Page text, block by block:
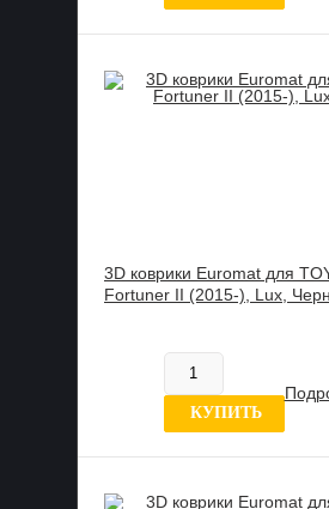
3D коврики Euromat для
Fortuner II (2015-), Lux,
В наличии
0 отзывов
КУПИТЬ